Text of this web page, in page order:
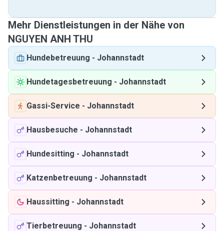
Mehr Dienstleistungen in der Nähe von
NGUYEN ANH THU
Hundebetreuung - Johannstadt
Hundetagesbetreuung - Johannstadt
Gassi-Service - Johannstadt
Hausbesuche - Johannstadt
Hundesitting - Johannstadt
Katzenbetreuung - Johannstadt
Haussitting - Johannstadt
Tierbetreuung - Johannstadt